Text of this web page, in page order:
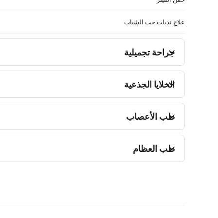
علاج ندبات حب الشباب
جراحة تجميلية
الخلايا الجذعية
طب الأعصاب
طب العظام